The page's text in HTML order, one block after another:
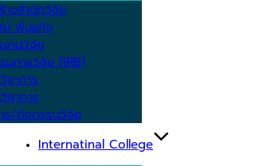
างสำนักวิจัย
น์ พันธกิจ
งานวิจัย
มการวิจัย (IRB)
ชาการ
ชาการ
ร/กิจกรรมวิจัย
Internatinal College